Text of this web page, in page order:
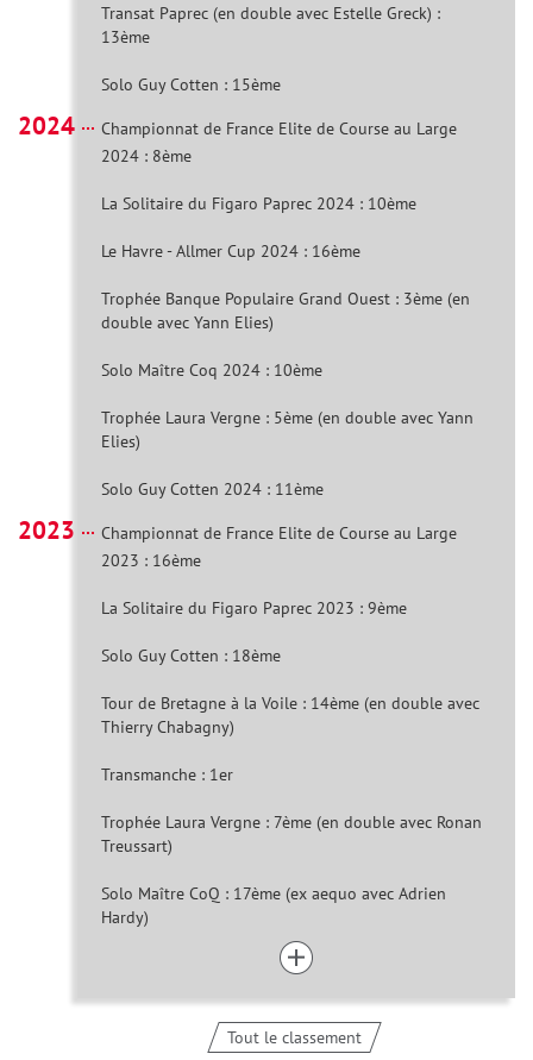
Transat Paprec (en double avec Estelle Greck) :
13ème
Solo Guy Cotten : 15ème
2024
Championnat de France Elite de Course au Large
2024 : 8ème
La Solitaire du Figaro Paprec 2024 : 10ème
Le Havre - Allmer Cup 2024 : 16ème
Trophée Banque Populaire Grand Ouest : 3ème (en
double avec Yann Elies)
Solo Maître Coq 2024 : 10ème
Trophée Laura Vergne : 5ème (en double avec Yann
Elies)
Solo Guy Cotten 2024 : 11ème
2023
Championnat de France Elite de Course au Large
2023 : 16ème
La Solitaire du Figaro Paprec 2023 : 9ème
Solo Guy Cotten : 18ème
Tour de Bretagne à la Voile : 14ème (en double avec
Thierry Chabagny)
Transmanche : 1er
Trophée Laura Vergne : 7ème (en double avec Ronan
Treussart)
Solo Maître CoQ : 17ème (ex aequo avec Adrien
Hardy)
Tout le classement